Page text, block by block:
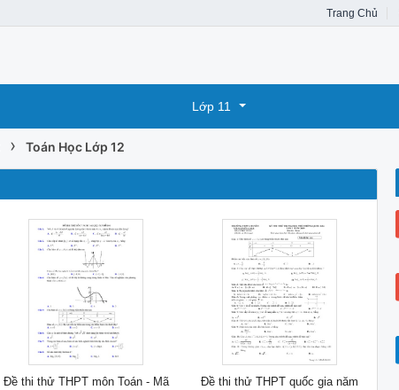
Trang Chủ
Lớp 11
› Toán Học Lớp 12
Đề thi thử THPT môn Toán - Mã
Đề thi thử THPT quốc gia năm